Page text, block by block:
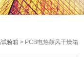
验箱 > PCB电热鼓风干燥箱